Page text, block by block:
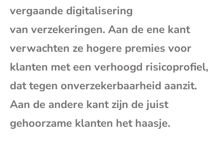
vergaande digitalisering
van verzekeringen. Aan de ene kant
verwachten ze hogere premies voor
klanten met een verhoogd risicoprofiel,
dat tegen onverzekerbaarheid aanzit.
Aan de andere kant zijn de juist
gehoorzame klanten het haasje.